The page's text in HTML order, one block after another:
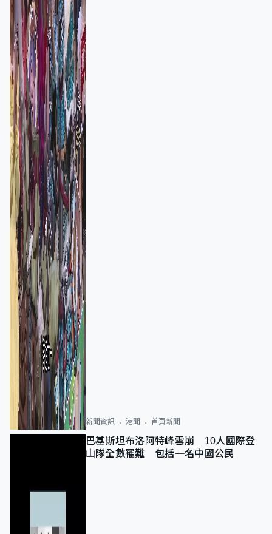
新聞資訊 港聞 首頁新聞
巴基斯坦布洛阿特峰雪崩 10人國際登
山隊全數罹難 包括一名中國公民